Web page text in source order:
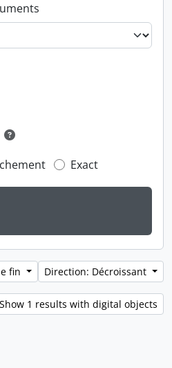
Exact
fin Direction: Décroissant
Show 1 results with digital objects